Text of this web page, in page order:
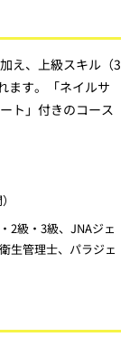
え、上級スキル（3
ます。「ネイルサ
ト」付きのコース
2級・3級、JNAジェ
生管理士、パラジェ